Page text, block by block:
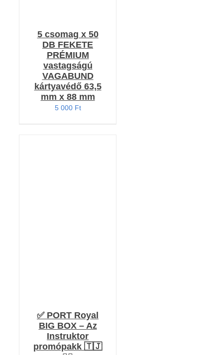
5 csomag x 50
DB FEKETE
PRÉMIUM
vastagságú
VAGABUND
kártyavédő 63,5
mm x 88 mm
5 000 Ft
✅ PORT Royal
BIG BOX – Az
Instruktor
promópakk 🇹🇯